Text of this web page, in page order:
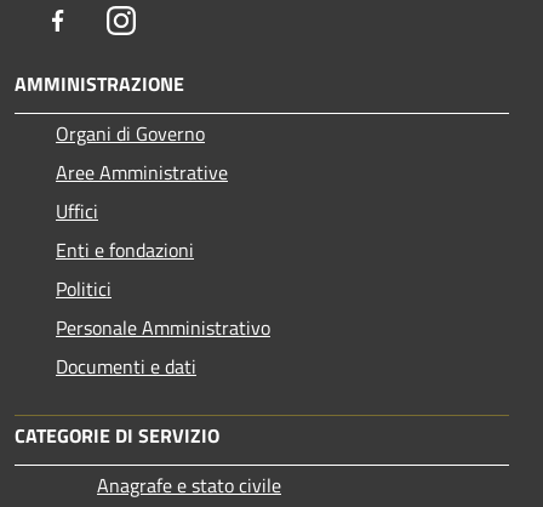
FacebookInstagram
AMMINISTRAZIONE
Organi di Governo
Aree Amministrative
Uffici
Enti e fondazioni
Politici
Personale Amministrativo
Documenti e dati
CATEGORIE DI SERVIZIO
Anagrafe e stato civile